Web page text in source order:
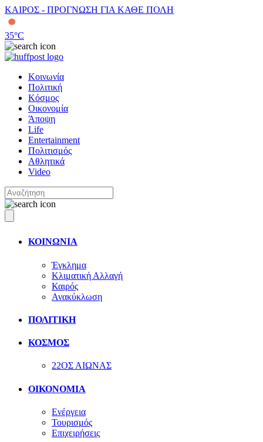
ΚΑΙΡΟΣ - ΠΡΟΓΝΩΣΗ ΓΙΑ ΚΑΘΕ ΠΟΛΗ
35°C
Κοινωνία
Πολιτική
Κόσμος
Οικονομία
Άποψη
Life
Entertainment
Πολιτισμός
Αθλητικά
Video
ΚΟΙΝΩΝΙΑ
Έγκλημα
Κλιματική Αλλαγή
Καιρός
Ανακύκλωση
ΠΟΛΙΤΙΚΗ
ΚΟΣΜΟΣ
22ΟΣ ΑΙΩΝΑΣ
ΟΙΚΟΝΟΜΙΑ
Ενέργεια
Τουρισμός
Επιχειρήσεις